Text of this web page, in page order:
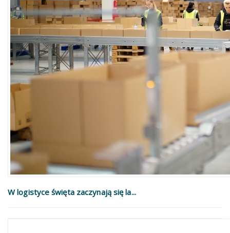
W logistyce święta zaczynają się la...